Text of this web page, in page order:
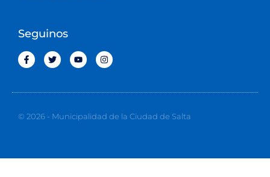
Seguinos
© 2026 - Municipalidad de la Ciudad de Salta